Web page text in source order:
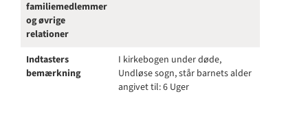
familiemedlemmer
og øvrige
relationer
Indtasters
bemærkning
I kirkebogen under døde,
Undløse sogn, står barnets alder
angivet til: 6 Uger